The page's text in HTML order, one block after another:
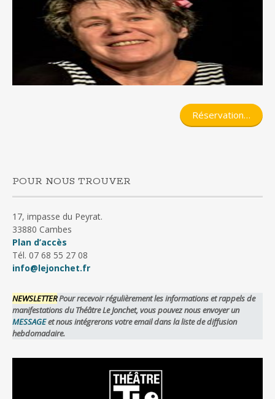
Réservation…
POUR NOUS TROUVER
17, impasse du Peyrat.
33880 Cambes
Plan d’accès
Tél. 07 68 55 27 08
info@lejonchet.fr
NEWSLETTERPour recevoir régulièrement les informations et rappels de
manifestations du Théâtre Le Jonchet, vous pouvez nous envoyer un
MESSAGEet nous intégrerons votre email dans la liste de diffusion
hebdomadaire.